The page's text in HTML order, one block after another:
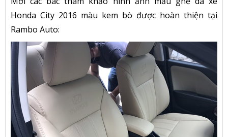
Honda City 2016 màu kem bò được hoàn thiện tại
Rambo Auto: